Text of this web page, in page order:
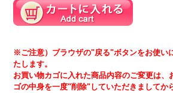
※ご注意）ブラウザの"戻る"ボタンをお使い
たします。
お買い物カゴに入れた商品内容のご変更は、
ゴの中身を一度"削除"していただきましてか